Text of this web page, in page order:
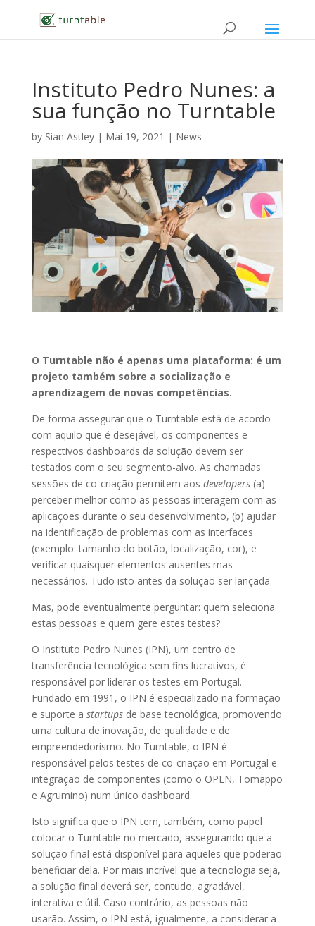
Instituto Pedro Nunes: a
sua função no Turntable
by Sian Astley| Mai 19, 2021 | News
O Turntable não é apenas uma plataforma: é um
projeto também sobre a socialização e
aprendizagem de novas competências.
De forma assegurar que o Turntable está de acordo
com aquilo que é desejável, os componentes e
respectivos dashboards da solução devem ser
testados com o seu segmento-alvo. As chamadas
sessões de co-criação permitem aos developers (a)
perceber melhor como as pessoas interagem com as
aplicações durante o seu desenvolvimento, (b) ajudar
na identificação de problemas com as interfaces
(exemplo: tamanho do botão, localização, cor), e
verificar quaisquer elementos ausentes mas
necessários. Tudo isto antes da solução ser lançada.
Mas, pode eventualmente perguntar: quem seleciona
estas pessoas e quem gere estes testes?
O Instituto Pedro Nunes (IPN), um centro de
transferência tecnológica sem fins lucrativos, é
responsável por liderar os testes em Portugal.
Fundado em 1991, o IPN é especializado na formação
e suporte a startupsde base tecnológica, promovendo
uma cultura de inovação, de qualidade e de
empreendedorismo. No Turntable, o IPN é
responsável pelos testes de co-criação em Portugal e
integração de componentes (como o OPEN, Tomappo
e Agrumino) num único dashboard.
Isto significa que o IPN tem, também, como papel
colocar o Turntable no mercado, assegurando que a
solução final está disponível para aqueles que poderão
beneficiar dela. Por mais incrível que a tecnologia seja,
a solução final deverá ser, contudo, agradável,
interativa e útil. Caso contrário, as pessoas não
usarão. Assim, o IPN está, igualmente, a considerar a